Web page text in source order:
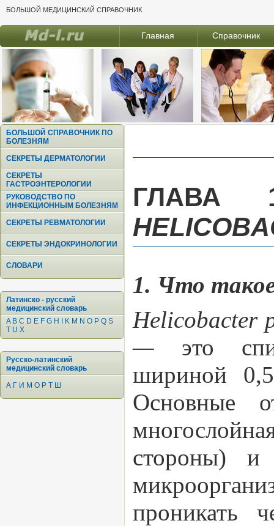
БОЛЬШОЙ МЕДИЦИНСКИЙ СПРАВОЧНИК
Главная Справочник
БОЛЬШОЙ СПРАВОЧНИК ПО
БОЛЕЗНЯМ
СЕКРЕТЫ ДЕРМАТОЛОГИИ
СЕКРЕТЫ
ГАСТРОЭНТЕРОЛОГИИ
РУКОВОДСТВО ПО
ИНФЕКЦИОННЫМ БОЛЕЗНЯМ
СЕКРЕТЫ РЕВМАТОЛОГИИ
СЕКРЕТЫ ЭНДОКРИНОЛОГИИ
СЛОВАРИ
Латинско - русский
медицинский словарь
A B C D E F G H K M N O P Q S
T U X
Русско-латинский
медицинский словарь
А Г И М О Р Т Ш
ГЛАВА
1. Что
Helicobacter
— это
шириной
Основные
стороны) и
проникать